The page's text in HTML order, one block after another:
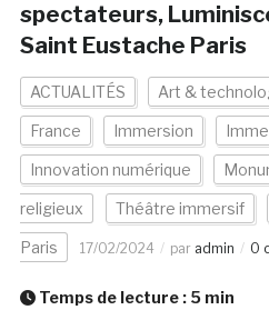
spectateurs,
Saint Eustache Paris
ACTUALITÉS Art &
France Immersion
Innovation numérique
religieux Théâtre immersif
Paris 17/02/2024 par admin 0
Temps de lecture : 5 min